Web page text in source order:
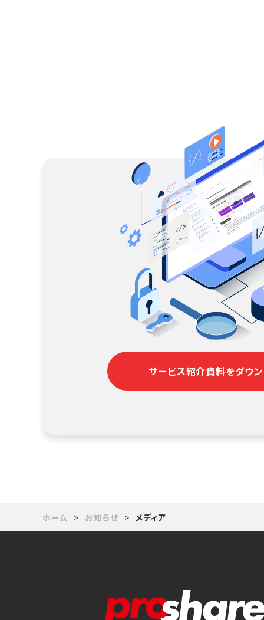
サービス紹介資料をダウン
ホーム お知らせ メディア